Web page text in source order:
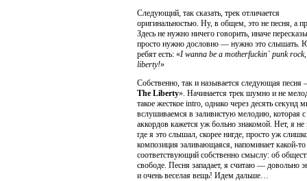
Следующий, так сказать, трек отличается
оригинальностью. Ну, в общем, это не песня, а
Здесь не нужно ничего говорить, иначе
просто нужно дословно — нужно это слышать.
ребят есть: «I wanna be а motherfuckin` punk
liberty!»
Собственно, так и называется следующая
The Liberty». Начинается трек шумно и не
такое жесткое intro, однако через десять секунд
вслушиваемся в заливистую мелодию, которая
аккордов кажется уж больно знакомой. Нет, я
где я это слышал, скорее нигде, просто уж
композиция заливающаяся, напоминает какой-
соответствующий собственно смыслу: об
свободе. Песня западает, я считаю — довольно
и очень веселая вещь! Идем дальше…